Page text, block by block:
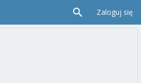
Zaloguj się